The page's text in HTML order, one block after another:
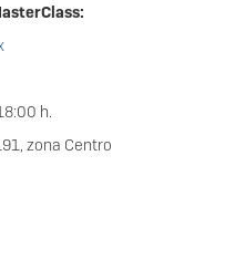
h.
zona Centro